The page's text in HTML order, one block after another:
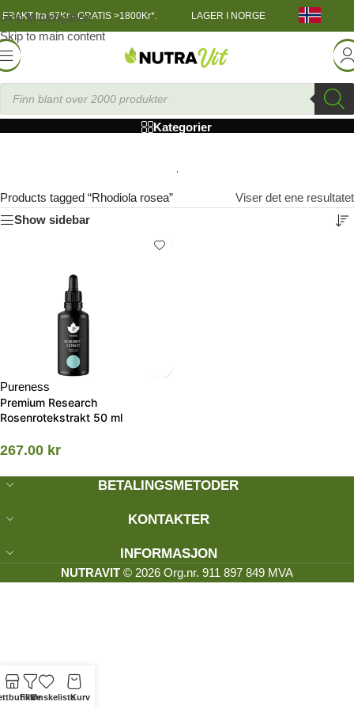
Skip to navigation
Skip to main content
FRAKT fra 67Kr - GRATIS >1800Kr*. LAGER I NORGE
Rhodiola rosea
Kategorier
Products tagged “Rhodiola rosea”
Viser det ene resultatet
Show sidebar
Pureness
Premium Research
Rosenrotekstrakt 50 ml
267.00 kr
BETALINGSMETODER
KONTAKTER
INFORMASJON
NUTRAVIT © 2026 Org.nr. 911 897 849 MVA
FiltreØnskelisteKurv